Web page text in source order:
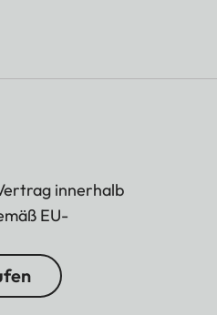
innerhalb
EU-